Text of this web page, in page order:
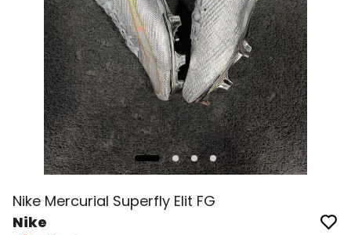
Nike Mercurial Superfly Elit FG
Nike